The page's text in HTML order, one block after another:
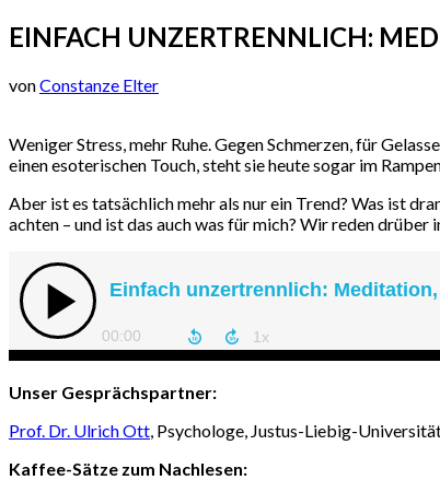
EINFACH UNZERTRENNLICH:
vonConstanze Elter
Weniger Stress, mehr Ruhe. Gegen Schmerzen, für
einen esoterischen Touch, steht sie heute sogar im
Aber ist es tatsächlich mehr als nur ein Trend? Was ist
achten – und ist das auch was für mich? Wir reden drüber
Unser Gesprächspartner:
Prof. Dr. Ulrich Ott, Psychologe, Justus-Liebig-
Kaffee-Sätze zum Nachlesen: